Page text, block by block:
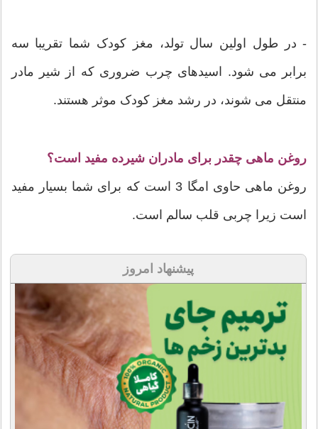
- در طول اولین سال تولد، مغز کودک شما تقریبا سه
برابر می شود. اسیدهای چرب ضروری که از شیر مادر
منتقل می شوند، در رشد مغز کودک موثر هستند.
روغن ماهی چقدر برای مادران شیرده مفید است؟
روغن ماهی حاوی امگا 3 است که برای شما بسیار مفید
است زیرا چربی قلب سالم است.
پیشنهاد امروز